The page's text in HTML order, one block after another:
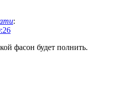
:
фасон будет полнить.